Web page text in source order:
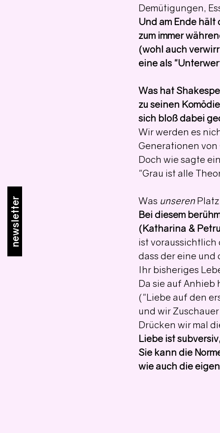
newsletter
Demütigungen,
Und am Ende hält
zum immer
(wohl auch
eine als
Was hat
zu seinen
sich bloß dabei
Wir werden es
Generationen
Doch wie sagte
"Grau ist alle
Was unseren
Bei diesem
(Katharina &
ist
dass der eine
Ihr bisheriges
Da sie auf
("Liebe auf den
und wir
Drücken wir mal
Liebe ist
Sie kann die
wie auch die